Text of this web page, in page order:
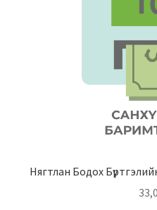
Нягтлан Бодох